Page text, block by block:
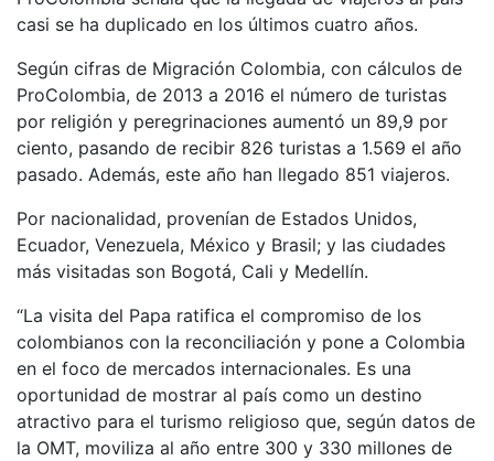
casi se ha duplicado en los últimos cuatro años.
Según cifras de Migración Colombia, con cálculos de
ProColombia, de 2013 a 2016 el número de turistas
por religión y peregrinaciones aumentó un 89,9 por
ciento, pasando de recibir 826 turistas a 1.569 el año
pasado. Además, este año han llegado 851 viajeros.
Por nacionalidad, provenían de Estados Unidos,
Ecuador, Venezuela, México y Brasil; y las ciudades
más visitadas son Bogotá, Cali y Medellín.
“La visita del Papa ratifica el compromiso de los
colombianos con la reconciliación y pone a Colombia
en el foco de mercados internacionales. Es una
oportunidad de mostrar al país como un destino
atractivo para el turismo religioso que, según datos de
la OMT, moviliza al año entre 300 y 330 millones de